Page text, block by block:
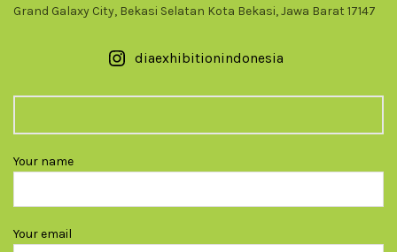
Grand Galaxy City, Bekasi Selatan Kota Bekasi, Jawa Barat 17147
diaexhibitionindonesia
Your name
Your email